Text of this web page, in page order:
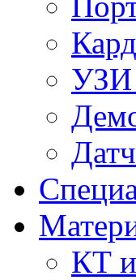
УЗИ
КТ